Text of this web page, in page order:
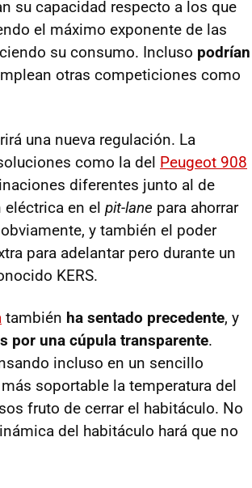
su capacidad respecto a los que
el máximo exponente de las
su consumo. Incluso podrían
otras competiciones como
una nueva regulación. La
como la del Peugeot 908
diferentes junto al de
en el pit-lane para ahorrar
y también el poder
para adelantar pero durante un
KERS.
también ha sentado precedente, y
por una cúpula transparente.
incluso en un sencillo
soportable la temperatura del
fruto de cerrar el habitáculo. No
del habitáculo hará que no